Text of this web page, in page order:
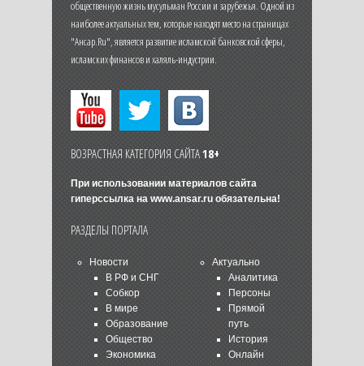
общественную жизнь мусульман России и зарубежья. Одной из
наиболее актуальных тем, которые находят место на страницах
"Ансар.Ru", является развитие исламской банковской сферы,
исламских финансов и халяль-индустрии.
ВОЗРАСТНАЯ КАТЕГОРИЯ САЙТА18+
При использовании материалов сайта
гиперссылка на www.ansar.ruобязательна!
РАЗДЕЛЫ ПОРТАЛА
Новости
В РФ и СНГ
Собкор
В мире
Образование
Общество
Экономика
Актуально
Аналитика
Персоны
Прямой
путь
История
Онлайн